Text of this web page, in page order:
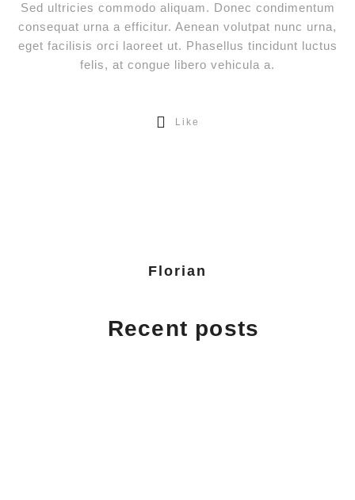
Sed ultricies commodo aliquam. Donec condimentum
consequat urna a efficitur. Aenean volutpat nunc urna,
eget facilisis orci laoreet ut. Phasellus tincidunt luctus
felis, at congue libero vehicula a.
Like
Florian
Recent posts